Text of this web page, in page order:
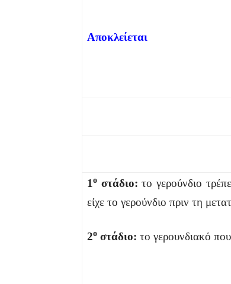
Αποκλείεται
1 ο στάδιο: το γερούνδιο
είχε το γερούνδιο πριν τη
2ο στάδιο: το γερουνδιακό